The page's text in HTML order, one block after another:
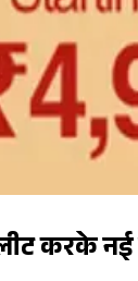
करके